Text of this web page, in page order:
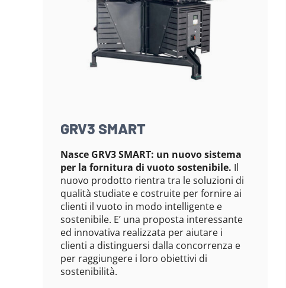
GRV3 SMART
Nasce GRV3 SMART: un nuovo sistema
per la fornitura di vuoto sostenibile. Il
nuovo prodotto rientra tra le soluzioni di
qualità studiate e costruite per fornire ai
clienti il vuoto in modo intelligente e
sostenibile. E’ una proposta interessante
ed innovativa realizzata per aiutare i
clienti a distinguersi dalla concorrenza e
per raggiungere i loro obiettivi di
sostenibilità.